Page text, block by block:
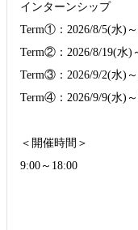
インターンシップ
Term①：2026/8/5(水)
Term②：2026/8/19(水)
Term③：2026/9/2(水)
Term④：2026/9/9(水)
＜開催時間＞
9:00～18:00